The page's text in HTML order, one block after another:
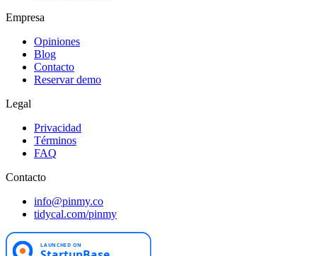
Empresa
Opiniones
Blog
Contacto
Reservar demo
Legal
Privacidad
Términos
FAQ
Contacto
info@pinmy.co
tidycal.com/pinmy